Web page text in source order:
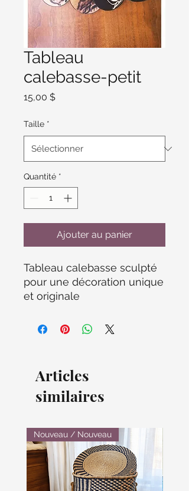
Tableau
calebasse-petit
15,00 $Prix
Taille *
Quantité *
Ajouter au panier
Tableau calebasse sculpté
pour une décoration unique
et originale
Articles
similaires
Nouveau / Nouveau